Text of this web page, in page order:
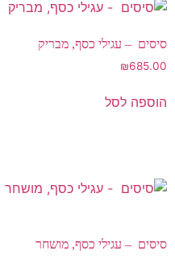
סיסים – עגילי כסף, מבריק
₪685.00
הוספה לסל
סיסים – עגילי כסף, מושחר